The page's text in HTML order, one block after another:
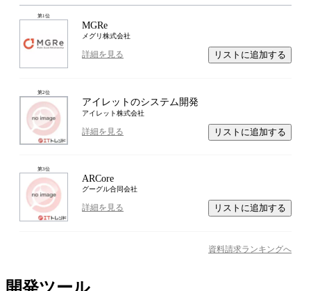
第1位
MGRe
メグリ株式会社
詳細を見る リストに追加する
第2位
アイレットのシステム開発
アイレット株式会社
詳細を見る リストに追加する
第3位
ARCore
グーグル合同会社
詳細を見る リストに追加する
資料請求ランキングへ